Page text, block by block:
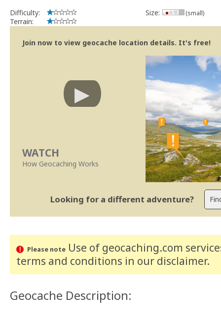
Abraço e obrigado,
SUp3rFM
Geocaching.com Volunteer Cache Reviewer para Portugal.
Difficulty:
Terrain:
Size: (small)
Join now to view geocache location details. It's free!
WATCH
How Geocaching Works
Looking for a different adventure?
Please noteUse of geocaching.com
terms and conditions in our disclaimer.
Geocache Description: